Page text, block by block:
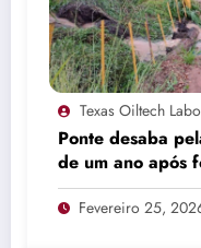
Texas Oiltech
Ponte desaba
de um ano após
Manuel
Fevereiro 25,